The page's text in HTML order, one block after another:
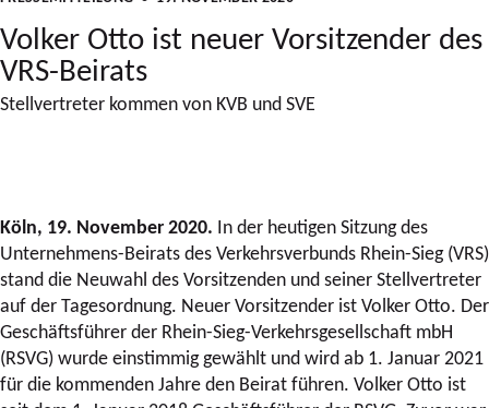
Volker Otto ist neuer Vorsitzender des
VRS-Beirats
Stellvertreter kommen von KVB und SVE
Köln, 19. November 2020. In der heutigen Sitzung des
Unternehmens-Beirats des Verkehrsverbunds Rhein-Sieg (VRS)
stand die Neuwahl des Vorsitzenden und seiner Stellvertreter
auf der Tagesordnung. Neuer Vorsitzender ist Volker Otto. Der
Geschäftsführer der Rhein-Sieg-Verkehrsgesellschaft mbH
(RSVG) wurde einstimmig gewählt und wird ab 1. Januar 2021
für die kommenden Jahre den Beirat führen. Volker Otto ist